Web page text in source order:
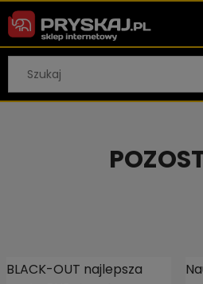
BLACK-OUT najlepsza